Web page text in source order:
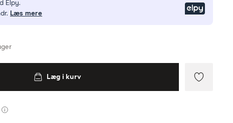
Elpy.
Læs mere
Læg i kurv